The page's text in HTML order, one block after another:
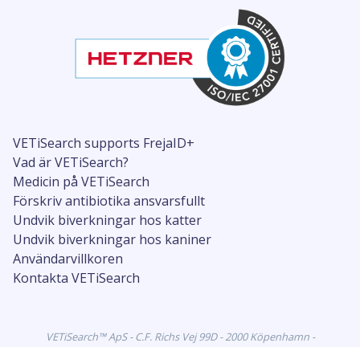
VETiSearch supports FrejaID+
Vad är VETiSearch?
Medicin på VETiSearch
Förskriv antibiotika ansvarsfullt
Undvik biverkningar hos katter
Undvik biverkningar hos kaniner
Användarvillkoren
Kontakta VETiSearch
VETiSearch™ ApS - C.F. Richs Vej 99D - 2000 Köpenhamn -